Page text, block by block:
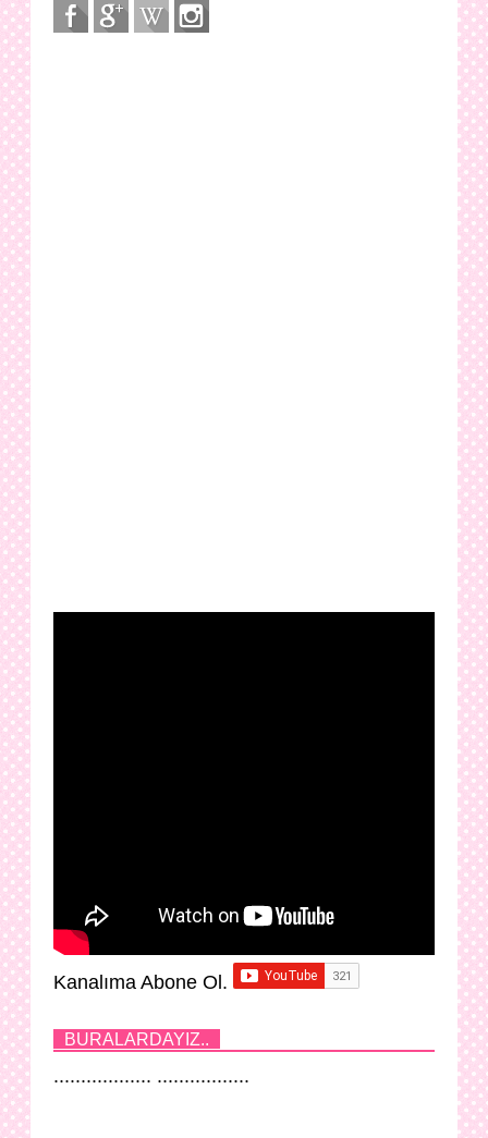
Kanalıma Abone Ol.
BURALARDAYIZ..
.................. .................